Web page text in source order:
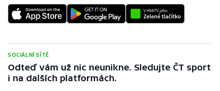
Short track
Stolní tenis
Triatlon
SOCIÁLNÍ SÍTĚ
Odteď vám už nic neunikne. Sledujte ČT sport
i na dalších platformách.